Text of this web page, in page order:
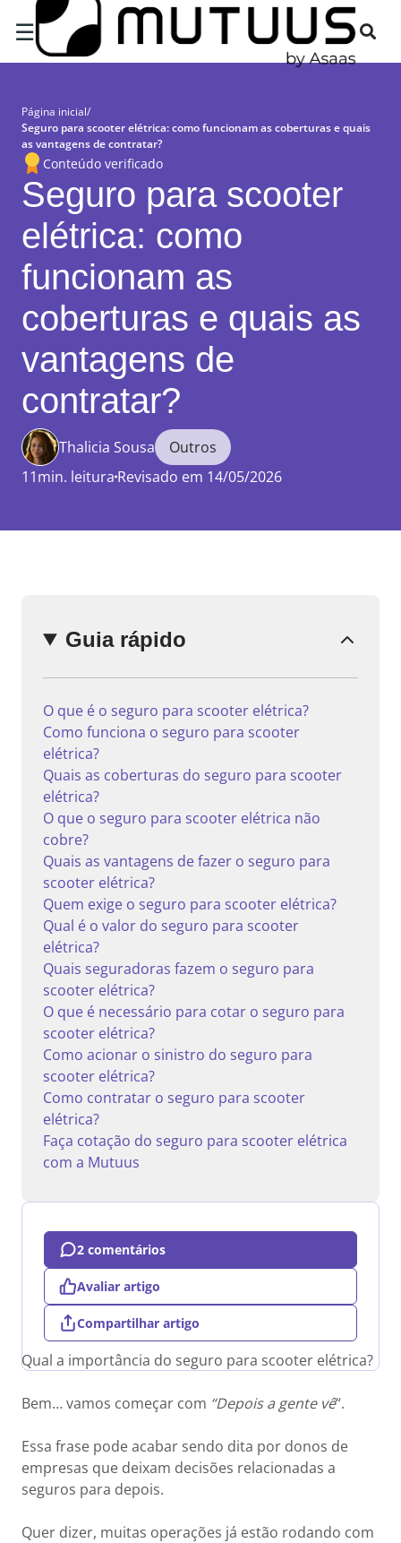
☰
Página inicial/
Seguro para scooter elétrica: como funcionam as coberturas e quais
as vantagens de contratar?
Conteúdo verificado
Seguro para scooter
elétrica: como
funcionam as
coberturas e quais as
vantagens de
contratar?
Thalicia Sousa
Outros
11min. leitura Revisado em 14/05/2026
Qual a importância do seguro para scooter elétrica?
Bem… vamos começar com “Depois a gente vê“.
Essa frase pode acabar sendo dita por donos de
empresas que deixam decisões relacionadas a
seguros para depois.
Quer dizer, muitas operações já estão rodando com
Guia rápido
O que é o seguro para scooter elétrica?
Como funciona o seguro para scooter
elétrica?
Quais as coberturas do seguro para scooter
elétrica?
O que o seguro para scooter elétrica não
cobre?
Quais as vantagens de fazer o seguro para
scooter elétrica?
Quem exige o seguro para scooter elétrica?
Qual é o valor do seguro para scooter
elétrica?
Quais seguradoras fazem o seguro para
scooter elétrica?
O que é necessário para cotar o seguro para
scooter elétrica?
Como acionar o sinistro do seguro para
scooter elétrica?
Como contratar o seguro para scooter
elétrica?
Faça cotação do seguro para scooter elétrica
com a Mutuus
2 comentários
Avaliar artigo
Compartilhar artigo